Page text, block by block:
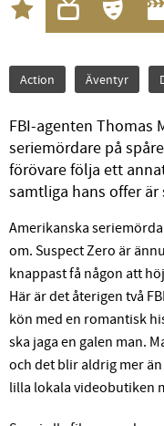
Action Äventyr
FBI-agenten Thomas
seriemördare på
förövare följa ett
samtliga hans offer är
Amerikanska
om. Suspect Zero är
knappast få någon att
Här är det återigen två
kön med en romantisk
ska jaga en galen man.
och det blir aldrig mer
lilla lokala videobutiken